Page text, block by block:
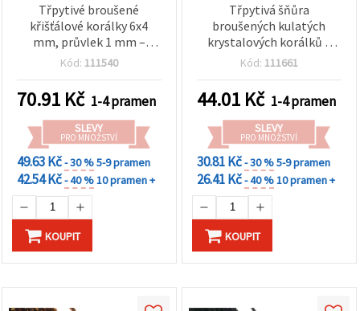
Třpytivé broušené
křišťálové korálky 6x4
mm, průvlek 1 mm –
elegantní transparentní
Kód: 111540
70.91 Kč 1-4 pramen
SLEVY
PRO MNOŽSTVÍ
49.63 Kč- 30 %5-9 pramen
42.54 Kč- 40 %10 pramen +
KOUPIT
Třpytivá šňůra
broušených kulatých
krystalových korálků 2
mm, dírka 0,6 mm –
s AB efektem ~220 ks
Kód: 111661
44.01 Kč 1-4 pramen
SLEVY
PRO MNOŽSTVÍ
30.81 Kč- 30 %5-9 pramen
26.41 Kč- 40 %10 pramen +
KOUPIT